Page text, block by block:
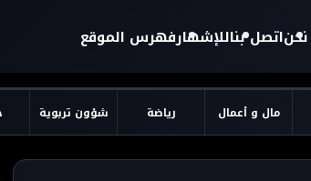
اتصل بناللإشهارفهرس الموقع
مال و أعمال رياضة شؤون تربوية